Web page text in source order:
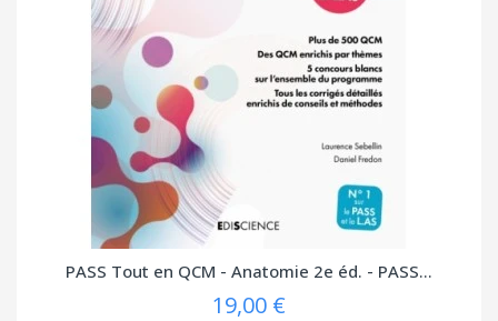
PASS Tout en QCM - Anatomie 2e éd. - PASS...
19,00 €